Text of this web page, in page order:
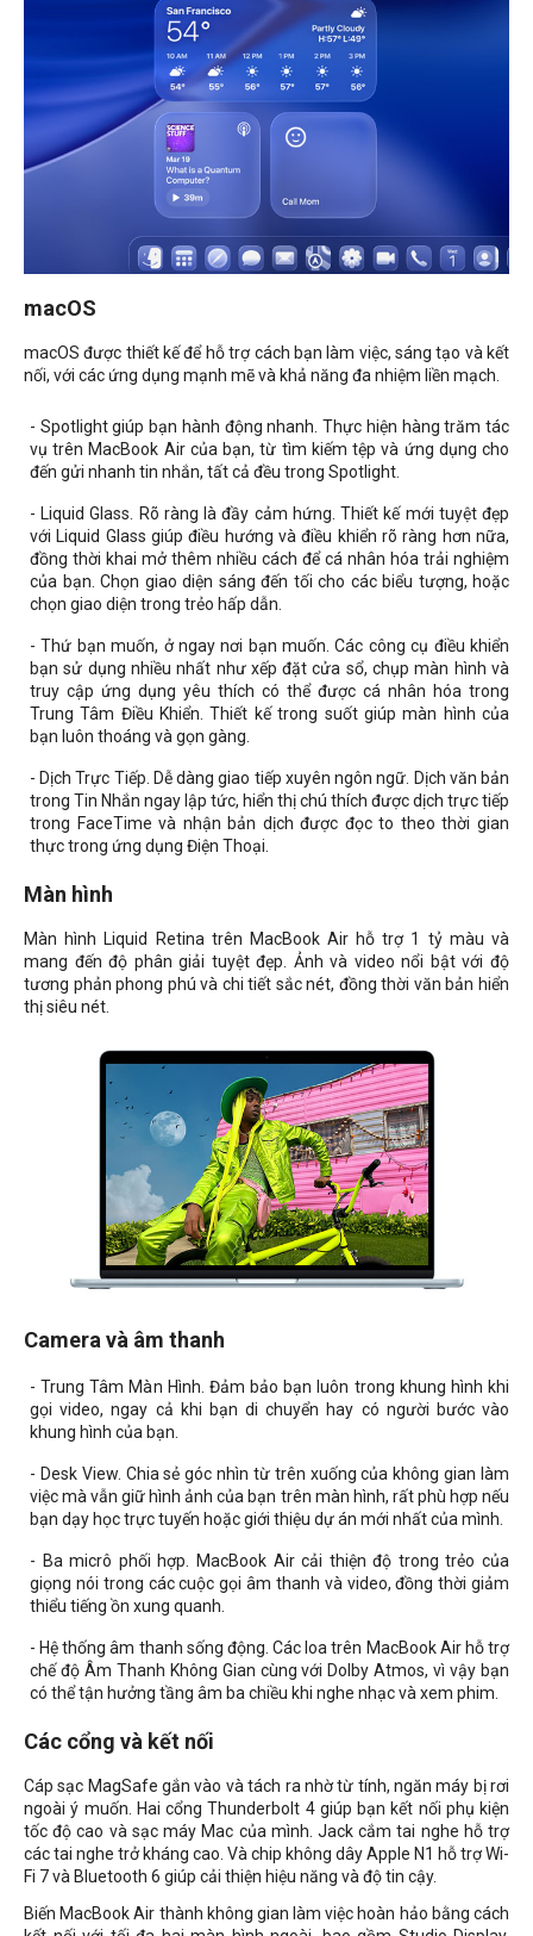
macOS
macOS được thiết kế để hỗ trợ cách bạn làm việc, sáng tạo và kết
nối, với các ứng dụng mạnh mẽ và khả năng đa nhiệm liền mạch.
- Spotlight giúp bạn hành động nhanh. Thực hiện hàng trăm tác
vụ trên MacBook Air của bạn, từ tìm kiếm tệp và ứng dụng cho
đến gửi nhanh tin nhắn, tất cả đều trong Spotlight.
- Liquid Glass. Rõ ràng là đầy cảm hứng. Thiết kế mới tuyệt đẹp
với Liquid Glass giúp điều hướng và điều khiển rõ ràng hơn nữa,
đồng thời khai mở thêm nhiều cách để cá nhân hóa trải nghiệm
của bạn. Chọn giao diện sáng đến tối cho các biểu tượng, hoặc
chọn giao diện trong trẻo hấp dẫn.
- Thứ bạn muốn, ở ngay nơi bạn muốn. Các công cụ điều khiển
bạn sử dụng nhiều nhất như xếp đặt cửa sổ, chụp màn hình và
truy cập ứng dụng yêu thích có thể được cá nhân hóa trong
Trung Tâm Điều Khiển. Thiết kế trong suốt giúp màn hình của
bạn luôn thoáng và gọn gàng.
- Dịch Trực Tiếp. Dễ dàng giao tiếp xuyên ngôn ngữ. Dịch văn bản
trong Tin Nhắn ngay lập tức, hiển thị chú thích được dịch trực tiếp
trong FaceTime và nhận bản dịch được đọc to theo thời gian
thực trong ứng dụng Điện Thoại.
Màn hình
Màn hình Liquid Retina trên MacBook Air hỗ trợ 1 tỷ màu và
mang đến độ phân giải tuyệt đẹp. Ảnh và video nổi bật với độ
tương phản phong phú và chi tiết sắc nét, đồng thời văn bản hiển
thị siêu nét.
Camera và âm thanh
- Trung Tâm Màn Hình. Đảm bảo bạn luôn trong khung hình khi
gọi video, ngay cả khi bạn di chuyển hay có người bước vào
khung hình của bạn.
- Desk View. Chia sẻ góc nhìn từ trên xuống của không gian làm
việc mà vẫn giữ hình ảnh của bạn trên màn hình, rất phù hợp nếu
bạn dạy học trực tuyến hoặc giới thiệu dự án mới nhất của mình.
- Ba micrô phối hợp. MacBook Air cải thiện độ trong trẻo của
giọng nói trong các cuộc gọi âm thanh và video, đồng thời giảm
thiểu tiếng ồn xung quanh.
- Hệ thống âm thanh sống động. Các loa trên MacBook Air hỗ trợ
chế độ Âm Thanh Không Gian cùng với Dolby Atmos, vì vậy bạn
có thể tận hưởng tầng âm ba chiều khi nghe nhạc và xem phim.
Các cổng và kết nối
Cáp sạc MagSafe gắn vào và tách ra nhờ từ tính, ngăn máy bị rơi
ngoài ý muốn. Hai cổng Thunderbolt 4 giúp bạn kết nối phụ kiện
tốc độ cao và sạc máy Mac của mình. Jack cắm tai nghe hỗ trợ
các tai nghe trở kháng cao. Và chip không dây Apple N1 hỗ trợ Wi-
Fi 7 và Bluetooth 6 giúp cải thiện hiệu năng và độ tin cậy.
Biến MacBook Air thành không gian làm việc hoàn hảo bằng cách